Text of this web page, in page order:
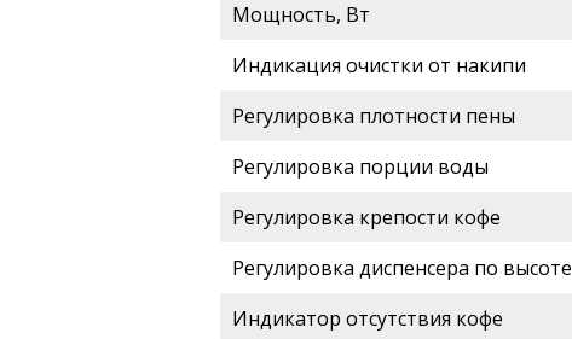
Мощность, Вт
Индикация очистки от накипи
Регулировка плотности пены
Регулировка порции воды
Регулировка крепости кофе
Регулировка диспенсера по высоте
Индикатор отсутствия кофе